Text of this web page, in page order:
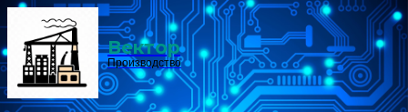
Вектор
Производство